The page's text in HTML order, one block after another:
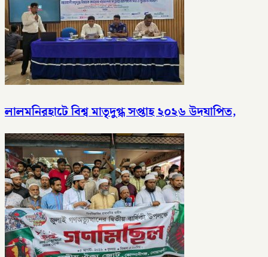
লালমনিরহাটে বিশ্ব মাতৃদুগ্ধ সপ্তাহ ২০২৬ উদযাপিত,